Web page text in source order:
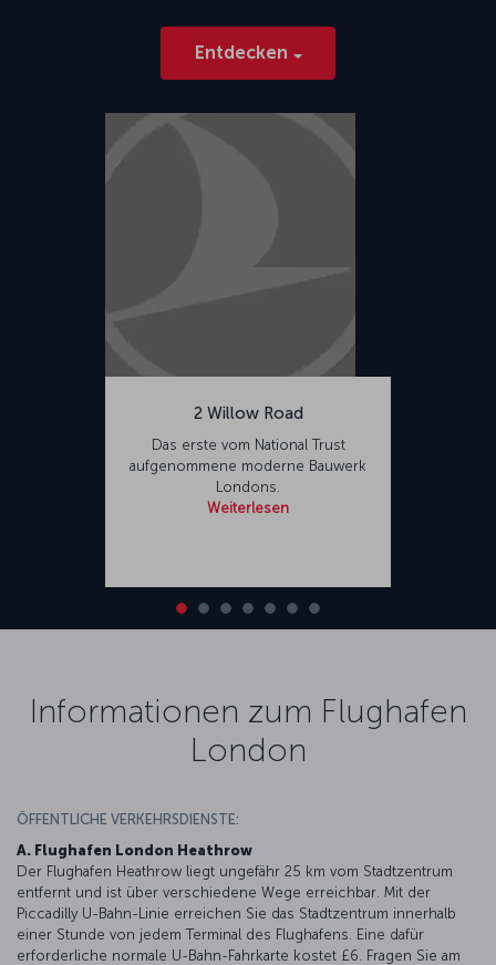
Entdecken
2 Willow Road
Das erste vom National Trust
aufgenommene moderne Bauwerk
Londons.
Weiterlesen
Informationen zum Flughafen
London
ÖFFENTLICHE VERKEHRSDIENSTE:
A. Flughafen London Heathrow
Der Flughafen Heathrow liegt ungefähr 25 km vom Stadtzentrum
entfernt und ist über verschiedene Wege erreichbar. Mit der
Piccadilly U-Bahn-Linie erreichen Sie das Stadtzentrum innerhalb
einer Stunde von jedem Terminal des Flughafens. Eine dafür
erforderliche normale U-Bahn-Fahrkarte kostet £6. Fragen Sie am